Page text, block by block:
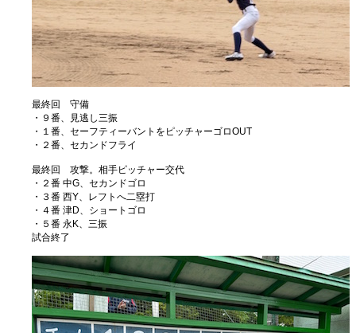
最終回 守備
・９番、見逃し三振
・１番、セーフティーバントをピッチャーゴロOUT
・２番、セカンドフライ
最終回 攻撃。相手ピッチャー交代
・２番 中G、セカンドゴロ
・３番 西Y、レフトへ二塁打
・４番 津D、ショートゴロ
・５番 永K、三振
試合終了